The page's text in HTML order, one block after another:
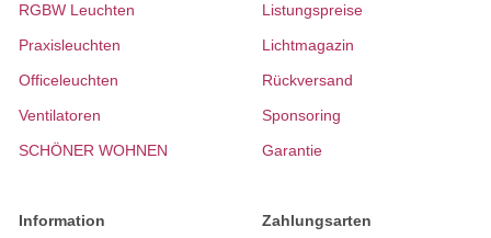
RGBW Leuchten
Praxisleuchten
Officeleuchten
Ventilatoren
SCHÖNER WOHNEN
Listungspreise
Lichtmagazin
Rückversand
Sponsoring
Garantie
Information Zahlungsarten